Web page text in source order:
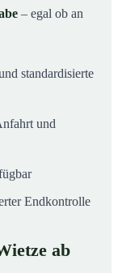
– egal ob an
standardisierte
und
Endkontrolle
ab